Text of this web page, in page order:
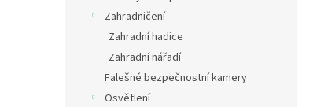
Zahradničení
Zahradní hadice
Zahradní nářadí
Falešné bezpečnostní kamery
Osvětlení